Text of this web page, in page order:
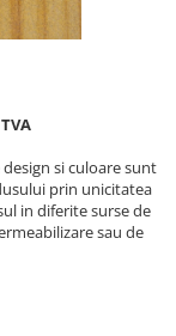
si culoare sunt
prin unicitatea
in diferite surse de
sau de